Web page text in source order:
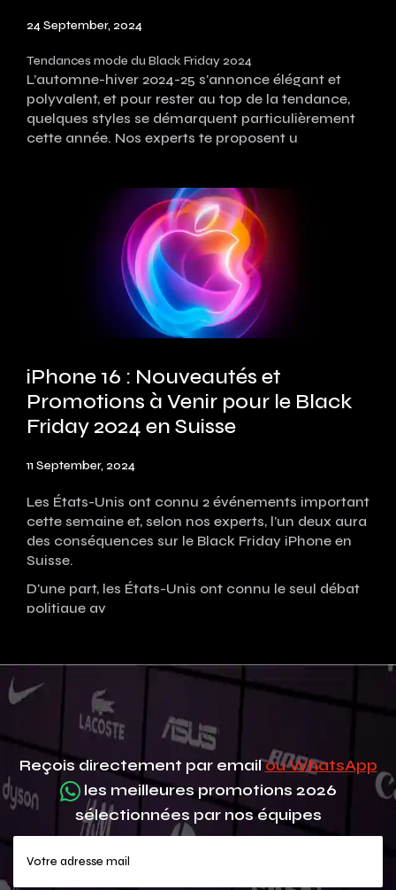
24 September, 2024
Tendances mode du Black Friday 2024
L’automne-hiver 2024-25 s'annonce élégant et
polyvalent, et pour rester au top de la tendance,
quelques styles se démarquent particulièrement
cette année. Nos experts te proposent u
iPhone 16 : Nouveautés et
Promotions à Venir pour le Black
Friday 2024 en Suisse
11 September, 2024
Les États-Unis ont connu 2 événements important
cette semaine et, selon nos experts, l’un deux aura
des conséquences sur le Black Friday iPhone en
Suisse.
D'une part, les États-Unis ont connu le seul débat
politique av
Reçois directement par emailou WhatsApp
les meilleures promotions 2026
sélectionnées par nos équipes